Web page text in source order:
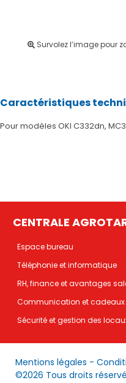
Survolez l’image pour
Caractéristiques
Pour modèles OKI C332dn,
CENTRALE
Espace bureau
Téléphonie et informatique
RH, finance et avantages
Communication et
Sécurité et gestion des
Mentions légales -
©2026 Tous droits